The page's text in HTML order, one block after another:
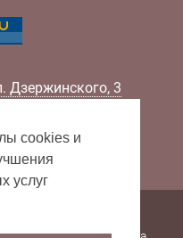
Дзержинского, 3
32-52-88
cookies и
услуг